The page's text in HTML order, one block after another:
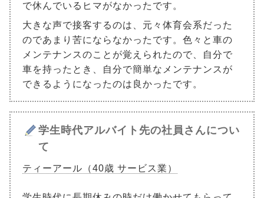
で休んでいるヒマがなかったです。
大きな声で接客するのは、元々体育会系だった
のであまり苦にならなかったです。色々と車の
メンテナンスのことが覚えられたので、自分で
車を持ったとき、自分で簡単なメンテナンスが
できるようになったのは良かったです。
学生時代アルバイト先の社員さんについ
て
ティーアール（40歳 サービス業）